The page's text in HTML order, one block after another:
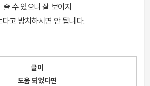
줄 수 있으니 잘 보이지
다고 방치하시면 안 됩니다.
글이
도움 되었다면